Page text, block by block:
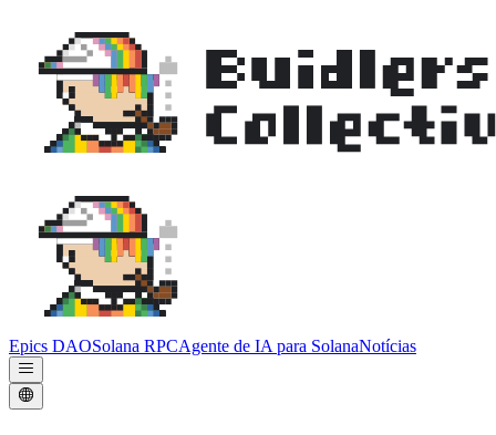
Epics DAOSolana RPCAgente de IA para SolanaNotícias